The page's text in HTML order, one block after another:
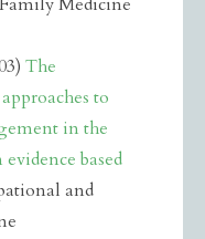
Family Medicine
The
to
in the
based
and